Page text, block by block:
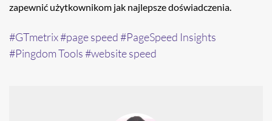
zapewnić użytkownikom jak najlepsze doświadczenia.
GTmetrix page speed
PageSpeed Insights
Pingdom Tools
website speed